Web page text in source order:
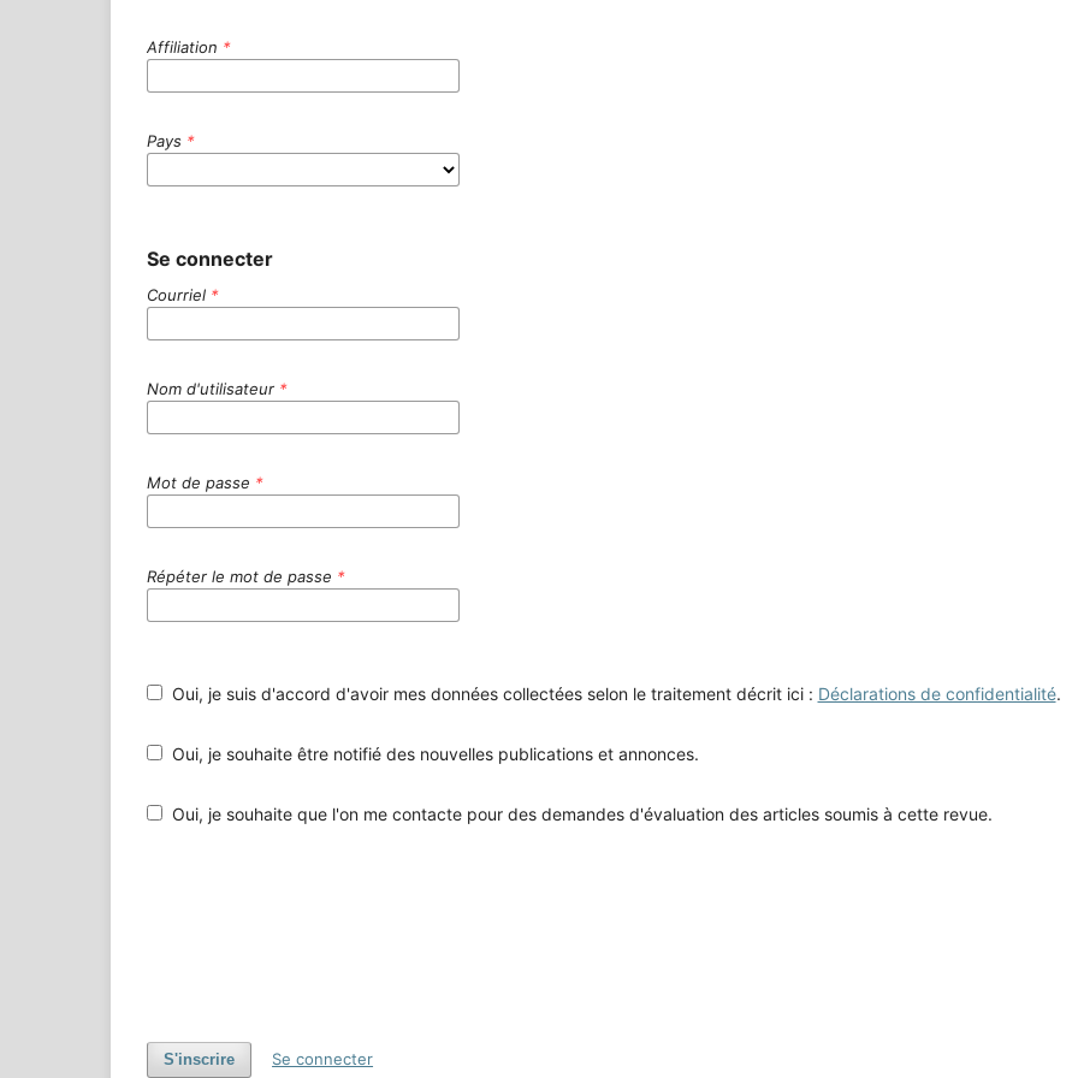
Affiliation *
Pays *
Se connecter
Courriel *
Nom d'utilisateur *
Mot de passe *
Répéter le mot de passe *
Oui, je suis d'accord d'avoir mes données collectées selon le traitement décrit ici : Déclarations de confidentialité.
Oui, je souhaite être notifié des nouvelles publications et annonces.
Oui, je souhaite que l'on me contacte pour des demandes d'évaluation des articles soumis à cette revue.
S'inscrire Se connecter